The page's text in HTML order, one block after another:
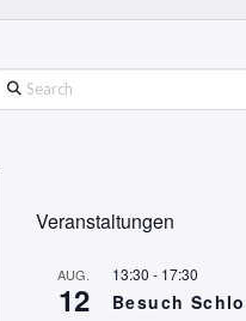
Search
Veranstaltungen
AUG.
12
13:30 - 17:30
Besuch